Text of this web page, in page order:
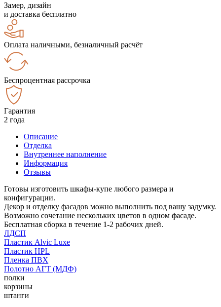
Замер, дизайн
и доставка бесплатно
Оплата наличными, безналичный расчёт
Беспроцентная рассрочка
Гарантия
2 года
Описание
Отделка
Внутреннее наполнение
Информация
Отзывы
Готовы изготовить шкафы-купе любого размера и
конфигурации.
Декор и отделку фасадов можно выполнить под вашу задумку.
Возможно сочетание нескольких цветов в одном фасаде.
Бесплатная сборка в течение 1-2 рабочих дней.
ЛДСП
Пластик Alvic Luxe
Пластик HPL
Пленка ПВХ
Полотно АГТ (МДФ)
полки
корзины
штанги